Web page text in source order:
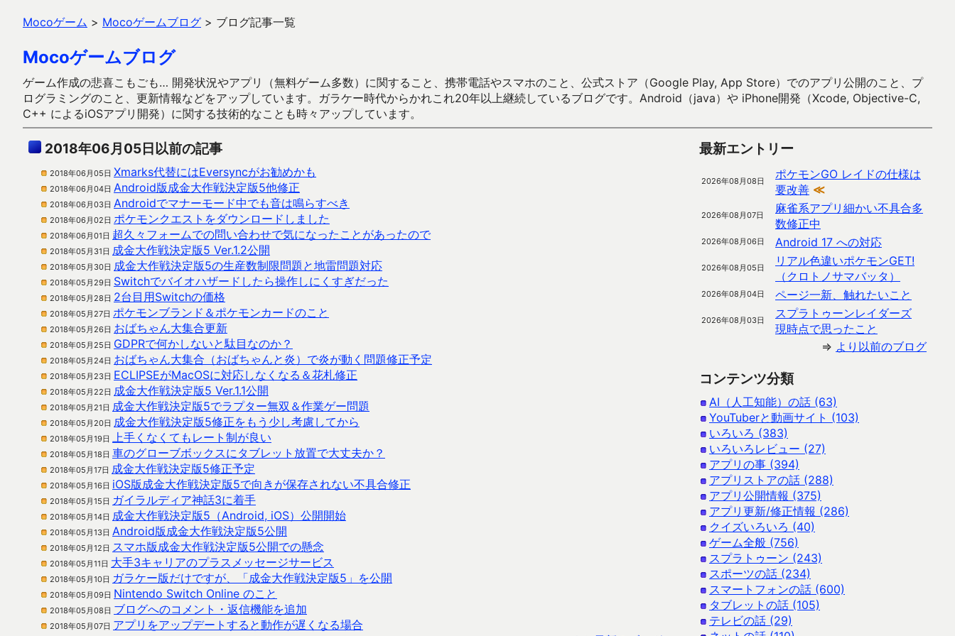
Mocoゲーム > Mocoゲームブログ > ブログ記事一覧
Mocoゲームブログ
ゲーム作成の悲喜こもごも… 開発状況やアプリ（無料ゲーム多数）に関すること、携帯電話やスマホのこと、公式ストア（Google Play, App Store）でのアプリ公開のこと、プ
ログラミングのこと、更新情報などをアップしています。ガラケー時代からかれこれ20年以上継続しているブログです。Android（java）や iPhone開発（Xcode, Objective-C,
C++ によるiOSアプリ開発）に関する技術的なことも時々アップしています。
2018年06月05日以前の記事
2018年06月05日 Xmarks代替にはEversyncがお勧めかも
2018年06月04日 Android版成金大作戦決定版5他修正
2018年06月03日 Androidでマナーモード中でも音は鳴らすべき
2018年06月02日 ポケモンクエストをダウンロードしました
2018年06月01日 超久々フォームでの問い合わせで気になったことがあったので
2018年05月31日 成金大作戦決定版5 Ver.1.2公開
2018年05月30日 成金大作戦決定版5の生産数制限問題と地雷問題対応
2018年05月29日 Switchでバイオハザードしたら操作しにくすぎだった
2018年05月28日 2台目用Switchの価格
2018年05月27日 ポケモンブランド＆ポケモンカードのこと
2018年05月26日 おばちゃん大集合更新
2018年05月25日 GDPRで何かしないと駄目なのか？
2018年05月24日 おばちゃん大集合（おばちゃんと炎）で炎が動く問題修正予定
2018年05月23日 ECLIPSEがMacOSに対応しなくなる＆花札修正
2018年05月22日 成金大作戦決定版5 Ver.1.1公開
2018年05月21日 成金大作戦決定版5でラプター無双＆作業ゲー問題
2018年05月20日 成金大作戦決定版5修正をもう少し考慮してから
2018年05月19日 上手くなくてもレート制が良い
2018年05月18日 車のグローブボックスにタブレット放置で大丈夫か？
2018年05月17日 成金大作戦決定版5修正予定
2018年05月16日 iOS版成金大作戦決定版5で向きが保存されない不具合修正
2018年05月15日 ガイラルディア神話3に着手
2018年05月14日 成金大作戦決定版5（Android, iOS）公開開始
2018年05月13日 Android版成金大作戦決定版5公開
2018年05月12日 スマホ版成金大作戦決定版5公開での懸念
2018年05月11日 大手3キャリアのプラスメッセージサービス
2018年05月10日 ガラケー版だけですが、「成金大作戦決定版5」を公開
2018年05月09日 Nintendo Switch Online のこと
2018年05月08日 ブログへのコメント・返信機能を追加
2018年05月07日 アプリをアップデートすると動作が遅くなる場合
最新エントリー
2026年08月08日
ポケモンGO レイドの仕様は
要改善 ≪
2026年08月07日
麻雀系アプリ細かい不具合多
数修正中
2026年08月06日 Android 17 への対応
2026年08月05日
リアル色違いポケモンGET!
（クロトノサマバッタ）
2026年08月04日 ページ一新、触れたいこと
2026年08月03日
スプラトゥーンレイダーズ
現時点で思ったこと
⇒ より以前のブログ
コンテンツ分類
AI（人工知能）の話 (63)
YouTuberと動画サイト (103)
いろいろ (383)
いろいろレビュー (27)
アプリの事 (394)
アプリストアの話 (288)
アプリ公開情報 (375)
アプリ更新/修正情報 (286)
クイズいろいろ (40)
ゲーム全般 (756)
スプラトゥーン (243)
スポーツの話 (234)
スマートフォンの話 (600)
タブレットの話 (105)
テレビの話 (29)